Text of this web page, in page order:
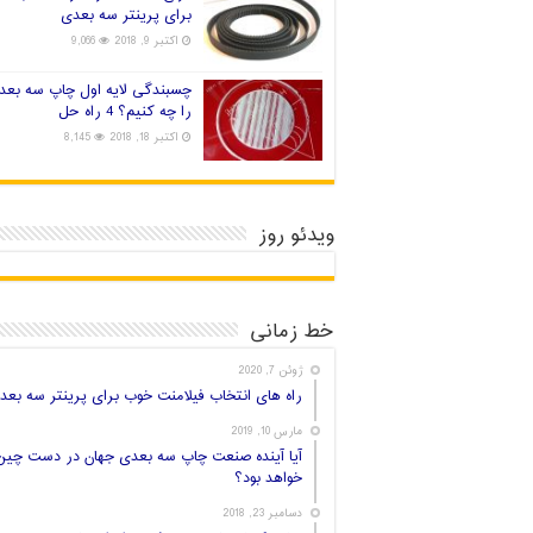
برای پرینتر سه بعدی
اکتبر 9, 2018 9,066
چسبندگی لایه اول چاپ سه
را چه کنیم؟ 4 راه حل
اکتبر 18, 2018 8,145
ویدئو روز
خط زمانی
ژوئن 7, 2020
راه های انتخاب فیلامنت خوب برای پرینتر سه
مارس 10, 2019
آیا آینده صنعت چاپ سه بعدی جهان در دست
خواهد بود؟
دسامبر 23, 2018